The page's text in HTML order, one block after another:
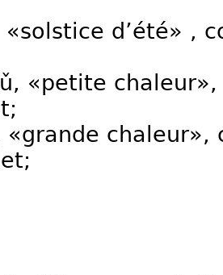
«solstice d’été» ,
«petite
«grande